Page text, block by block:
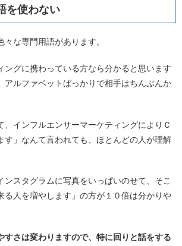
を使わない
な専門用語があります。
ングに携わっている方なら分かると思います
アルファベットばっかりで相手はちんぷんか
、インフルエンサーマーケティングによりＣ
す」なんて言われても、ほとんどの人が理解
ンスタグラムに写真をいっぱいのせて、そこ
る人を増やします」の方が１０倍は分かりや
すさは変わりますので、特に回りと話をする